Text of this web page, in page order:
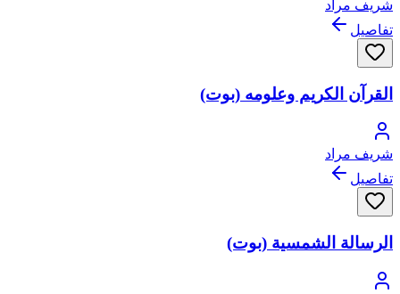
شريف مراد
تفاصيل
القرآن الكريم وعلومه (بوت)
شريف مراد
تفاصيل
الرسالة الشمسية (بوت)